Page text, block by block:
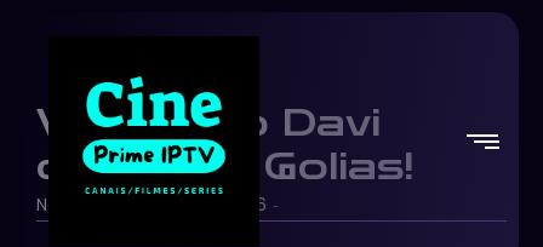
Veja como Davi
derrotou Golias!
Netflix Brasil 05/06/2026 -